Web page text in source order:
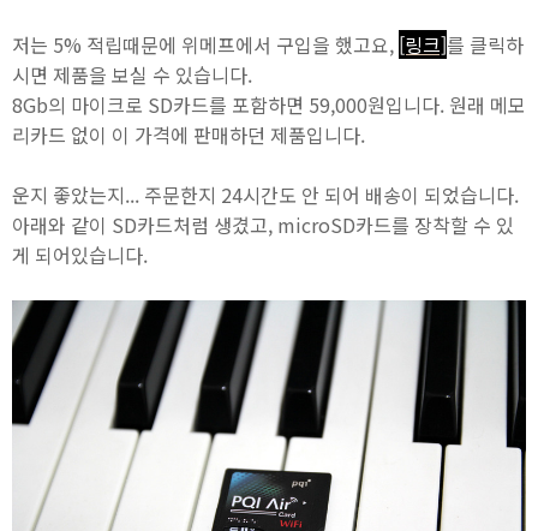
저는 5% 적립때문에 위메프에서 구입을 했고요, [링크]를 클릭하
시면 제품을 보실 수 있습니다.
8Gb의 마이크로 SD카드를 포함하면 59,000원입니다. 원래 메모
리카드 없이 이 가격에 판매하던 제품입니다.
운지 좋았는지... 주문한지 24시간도 안 되어 배송이 되었습니다.
아래와 같이 SD카드처럼 생겼고, microSD카드를 장착할 수 있
게 되어있습니다.